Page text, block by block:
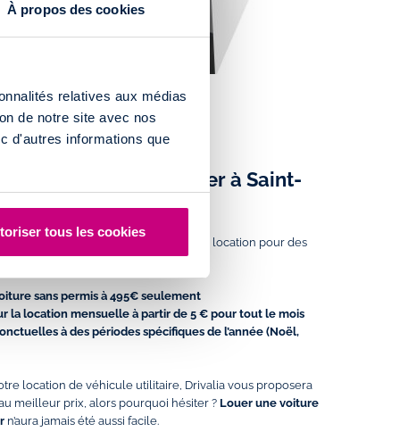
À propos des cookies
relatives aux médias
de notre site avec nos
d'autres informations que
tous les cookies
sans permis pas cher à Saint-
imbattables
d’achat et vous propose des tarifs de location pour des
compétitifs :
sans permis à 495€ seulement
la location mensuelle à partir de 5 € pour tout le mois
à des périodes spécifiques de l’année (Noël,
location de véhicule utilitaire, Drivalia vous proposera
meilleur prix, alors pourquoi hésiter ? Louer une voiture
n’aura jamais été aussi facile.